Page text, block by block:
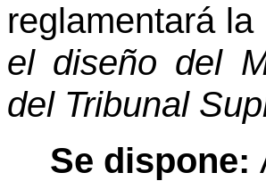
reglamentará
el diseño del
del Tribunal
Se dispone: